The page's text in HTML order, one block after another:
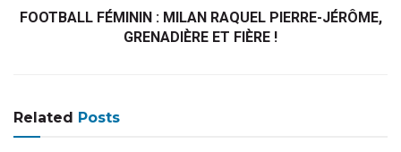
FOOTBALL FÉMININ : MILAN RAQUEL PIERRE-JÉRÔME,
GRENADIÈRE ET FIÈRE !
Related Posts